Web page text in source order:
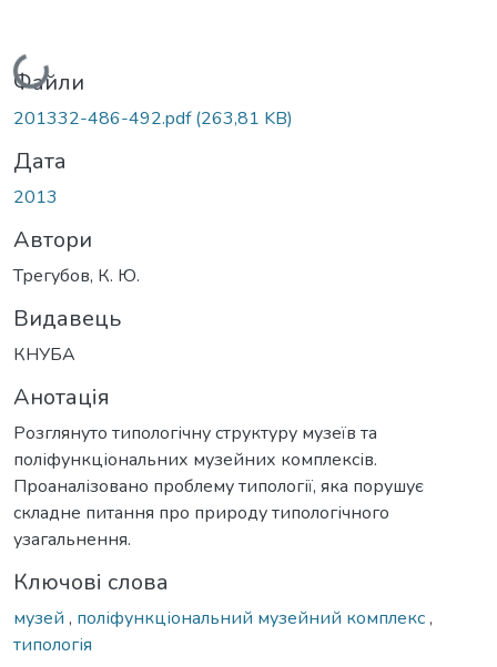
Вантажиться...
Файли
201332-486-492.pdf(263,81 KB)
Дата
2013
Автори
Трегубов, К. Ю.
Видавець
КНУБА
Анотація
Розглянуто типологічну структуру музеїв та
поліфункціональних музейних комплексів.
Проаналізовано проблему типології, яка порушує
складне питання про природу типологічного
узагальнення.
Ключові слова
музей , поліфункціональний музейний комплекс,
типологія